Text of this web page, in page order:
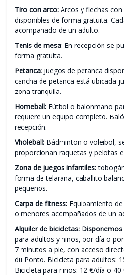
Tiro con arco: Arcos y flechas
disponibles de forma gratuita.
acompañado de un adulto.
Tenis de mesa: En recepción se
forma gratuita.
Petanca: Juegos de petanca
cancha de petanca está ubicada
zona tranquila.
Homeball: Fútbol o balonmano
requiere un equipo completo.
recepción.
Vholeball: Bádminton o voleibol,
proporcionan raquetas y pelotas
Zona de juegos infantiles:
forma de telaraña, caballito
pequeños.
Carpa de fitness: Equipamiento
o menores acompañados de un
Alquiler de bicicletas: Disponemos
para adultos y niños, por día o
7 minutos a pie, con acceso
du Ponto. Bicicleta para adultos:
Bicicleta para niños: 12 €/día o 40